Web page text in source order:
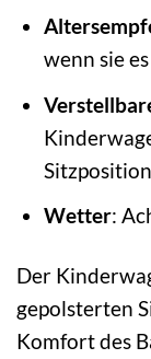
wenn sie
Wetter:
Der
gepolsterten
Komfort des